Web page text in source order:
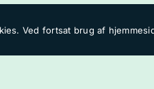
Ved fortsat brug af